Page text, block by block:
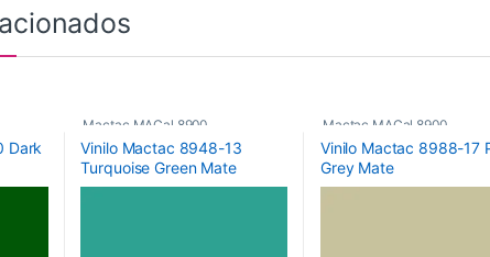
Dark
Mactac MACal 8900
Monoméricos, Vinilos De Corte
Vinilo Mactac 8948-13
Turquoise Green Mate
Mactac MACal 8900
Monoméricos, Vinilos De
Vinilo Mactac 8988-17
Grey Mate